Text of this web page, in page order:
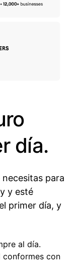
día.
para
y esté
primer día, y
al día.
conformes con